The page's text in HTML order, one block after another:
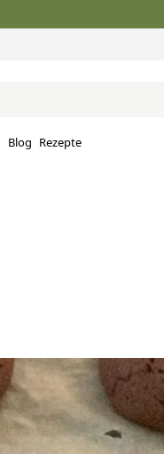
Blog Rezepte